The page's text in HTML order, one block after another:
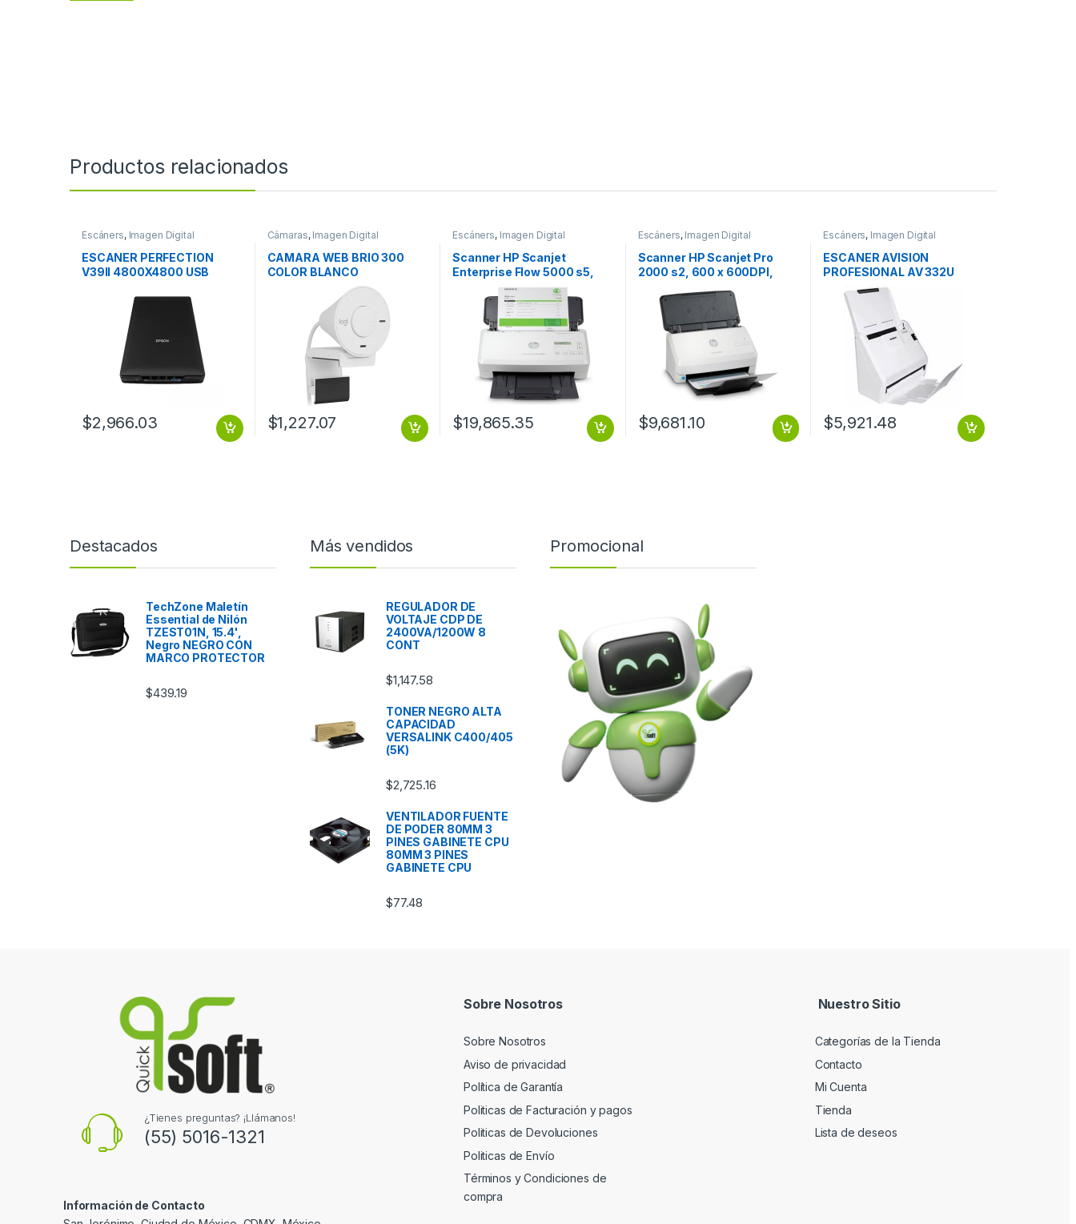
Productos relacionados
Escáners, Imagen Digital
ESCANER PERFECTION
V39II 4800X4800 USB
$2,966.03
Cámaras, Imagen Digital
CAMARA WEB BRIO 300
COLOR BLANCO
$1,227.07
Escáners, Imagen Digital
Scanner HP Scanjet
Enterprise Flow 5000 s5,
600 x 600DPI, Escáner
Color, Escaneado Dúplex,
USB, Blanco S5
$19,865.35
Escáners, Imagen Digital
Scanner HP Scanjet Pro
2000 s2, 600 x 600DPI,
Negro/Blanco .
$9,681.10
Escáners, Imagen Digital
ESCANER AVISION
PROFESIONAL AV 332U
600DPI DUPLEX 32PPM
64IPM
$5,921.48
Destacados
TechZone Maletín
Essential de Nilón
TZEST01N, 15.4',
Negro NEGRO CON
MARCO PROTECTOR
$439.19
Más vendidos
REGULADOR DE
VOLTAJE CDP DE
2400VA/1200W 8
CONT
$1,147.58
TONER NEGRO ALTA
CAPACIDAD
VERSALINK C400/405
(5K)
$2,725.16
VENTILADOR FUENTE
DE PODER 80MM 3
PINES GABINETE CPU
80MM 3 PINES
GABINETE CPU
$77.48
Promocional
¿Tienes preguntas? ¡Llámanos!
(55) 5016-1321
Información de Contacto
Sobre Nosotros
Sobre Nosotros
Aviso de privacidad
Política de Garantía
Politicas de Facturación y pagos
Politicas de Devoluciones
Politicas de Envío
Términos y Condiciones de
compra
Nuestro Sitio
Categorías de la Tienda
Contacto
Mi Cuenta
Tienda
Lista de deseos